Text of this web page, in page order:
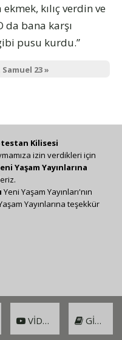
kılıç verdin ve
da bana karşı
pusu kurdu.”
Samuel 23 »
VIDEO GIRIŞ
Kilisesi
izin verdikleri için
Yaşam Yayınlarına
Yeni Yaşam Yayınları'nın
Yayınlarına teşekkür